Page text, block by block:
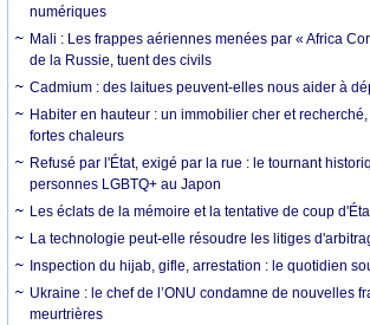
numériques
Mali : Les frappes aériennes menées par « Africa
de la Russie, tuent des civils
Cadmium : des laitues peuvent-elles nous aider à
Habiter en hauteur : un immobilier cher et
fortes chaleurs
Refusé par l'État, exigé par la rue : le tournant
personnes LGBTQ+ au Japon
Les éclats de la mémoire et la tentative de coup
La technologie peut-elle résoudre les litiges
Inspection du hijab, gifle, arrestation : le quotidien
Ukraine : le chef de l’ONU condamne de nouvelles
meurtrières